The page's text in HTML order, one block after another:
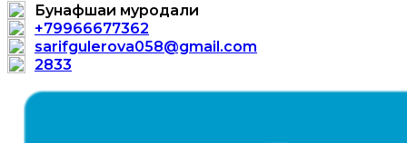
Бунафшаи муродали
+79966677362
sarifgulerova058@gmail.com
2833